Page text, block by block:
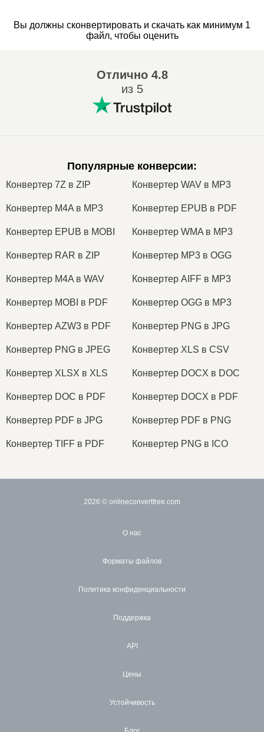
Вы должны сконвертировать и скачать как минимум 1
файл, чтобы оценить
Отлично4.8
из 5
Популярные конверсии:
Конвертер 7Z в ZIP Конвертер WAV в MP3
Конвертер M4A в MP3 Конвертер EPUB в PDF
Конвертер EPUB в MOBI Конвертер WMA в MP3
Конвертер RAR в ZIP Конвертер MP3 в OGG
Конвертер M4A в WAV Конвертер AIFF в MP3
Конвертер MOBI в PDF Конвертер OGG в MP3
Конвертер AZW3 в PDF Конвертер PNG в JPG
Конвертер PNG в JPEG Конвертер XLS в CSV
Конвертер XLSX в XLS Конвертер DOCX в DOC
Конвертер DOC в PDF Конвертер DOCX в PDF
Конвертер PDF в JPG Конвертер PDF в PNG
Конвертер TIFF в PDF Конвертер PNG в ICO
2026 © onlineconvertfree.com
О нас
Форматы файлов
Политика конфиденциальности
Поддержка
API
Цены
Устойчивость